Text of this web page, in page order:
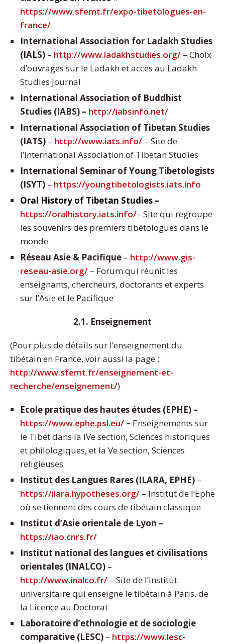
https://www.sfemt.fr/expo-tibetologues-en-
france/
International Association for Ladakh Studies
(IALS) – http://www.ladakhstudies.org/ – Choix
d’ouvrages sur le Ladakh et accès au Ladakh
Studies Journal
International Association of Buddhist
Studies (IABS) – http://iabsinfo.net/
International Association of Tibetan Studies
(IATS) – http://www.iats.info/ – Site de
l’International Association of Tibetan Studies
International Seminar of Young Tibetologists
(ISYT) – https://youngtibetologists.iats.info
Oral History of Tibetan Studies –
https://oralhistory.iats.info/– Site qui regroupe
les souvenirs des premiers tibétologues dans le
monde
Réseau Asie & Pacifique – http://www.gis-
reseau-asie.org/ – Forum qui réunit les
enseignants, chercheurs, doctorants et experts
sur l’Asie et le Pacifique
2.1. Enseignement
(Pour plus de détails sur l’enseignement du
tibétain en France, voir aussi la page :
http://www.sfemt.fr/enseignement-et-
recherche/enseignement/)
Ecole pratique des hautes études (EPHE) –
https://www.ephe.psl.eu/ – Enseignements sur
le Tibet dans la IVe section, Sciences historiques
et philologiques, et la Ve section, Sciences
religieuses
Institut des Langues Rares (ILARA, EPHE) –
https://ilara.hypotheses.org/ – Institut de l’Ephe
où se tiennent des cours de tibétain classique
Institut d’Asie orientale de Lyon –
https://iao.cnrs.fr/
Institut national des langues et civilisations
orientales (INALCO) –
http://www.inalco.fr/ – Site de l’institut
universitaire qui enseigne le tibétain à Paris, de
la Licence au Doctorat
Laboratoire d’ethnologie et de sociologie
comparative (LESC) – https://www.lesc-